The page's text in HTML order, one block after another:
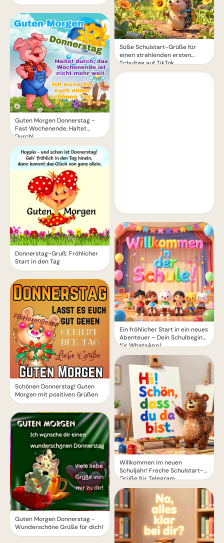
Guten Morgen Donnerstag -
Fast Wochenende, Haltet
Durch!
Donnerstag-Gruß: Fröhlicher
Start in den Tag
Schönen Donnerstag! Guten
Morgen mit positiven Grüßen
Guten Morgen Donnerstag -
Wunderschöne Grüße für dich!
Süße Schulstart-Grüße für
einen strahlenden ersten
Schultag auf TikTok
Ein fröhlicher Start in ein neues
Abenteuer – Dein Schulbeginn
für WhatsApp!
Willkommen im neuen
Schuljahr! Freche Schulstart-
Grüße für Telegram